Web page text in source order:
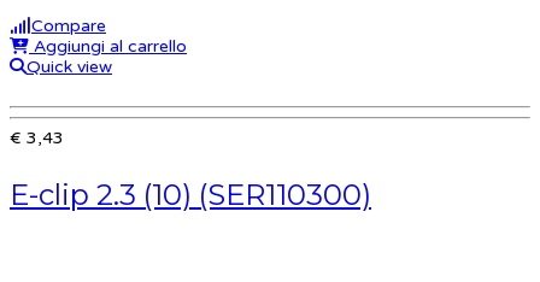
Compare
Aggiungi al carrello
Quick view
€ 3,43
E-clip 2.3 (10) (SER110300)